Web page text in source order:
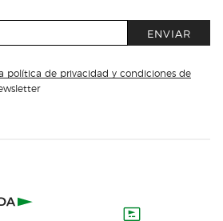
ENVIAR
política de privacidad y condiciones de